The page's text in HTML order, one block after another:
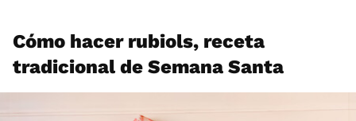
Cómo hacer rubiols, receta
tradicional de Semana Santa